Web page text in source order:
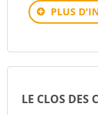
PLUS
LE CLOS DES